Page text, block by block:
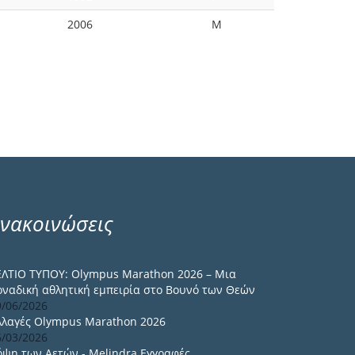
2006 M
ΤΥΠΟΥ: Olympus Marathon 2026 – Μια
αθλητική εμπειρία στο Βουνό των Θεών
06/2026
Olympus Marathon 2026
03/2026